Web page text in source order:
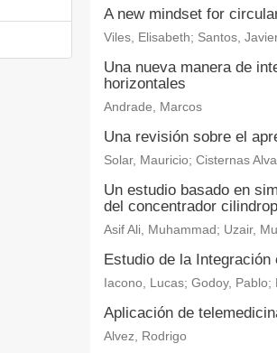
A new mindset for
Viles, Elisabeth; Santos,
Una nueva manera de
horizontales
Andrade, Marcos
Una revisión sobre el
Solar, Mauricio; Cisternas
Un estudio basado en
del concentrador
Asif Ali, Muhammad; Uzair,
Estudio de la
Iacono, Lucas; Godoy,
Aplicación de
Alvez, Rodrigo